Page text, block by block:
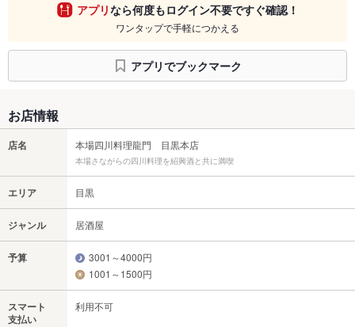
アプリなら何度もログイン不要ですぐ確認！
ワンタップで手軽につかえる
アプリでブックマーク
お店情報
店名 本場四川料理龍門 目黒本店
本場さながらの四川料理を紹興酒と共に満喫
エリア 目黒
ジャンル 居酒屋
予算
3001～4000円
1001～1500円
スマート
支払い
利用不可